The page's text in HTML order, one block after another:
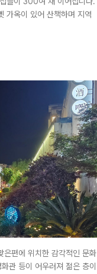
가옥이 있어 산책하며 지역
편에 위치한 감각적인 문화
관 등이 어우러져 젊은 층이